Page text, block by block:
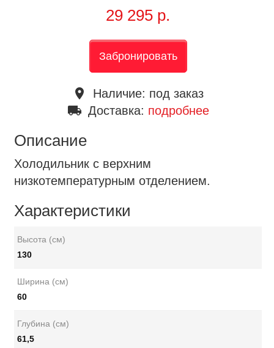
29 295 р.
Забронировать
place Наличие: под заказ
local_shipping Доставка: подробнее
Описание
Холодильник с верхним
низкотемпературным отделением.
Характеристики
Высота (см)
130
Ширина (см)
60
Глубина (см)
61,5